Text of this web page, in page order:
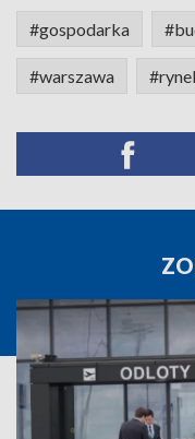
#gospodarka
#warszawa